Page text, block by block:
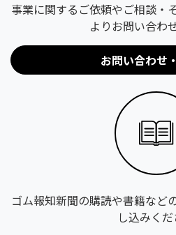
事業に関するご依頼やご相談・
よりお問い合わ
お問い合わせ
ゴム報知新聞の購読や書籍など
し込みく